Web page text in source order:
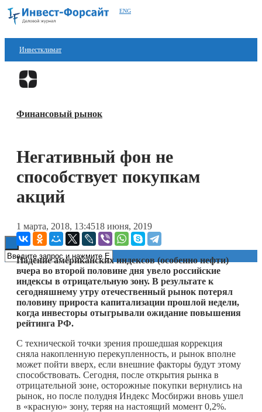
ENG
Инвестклимат
Финансы
Блокчейн
Финансовый рынок
Негативный фон не
способствует покупкам
акций
1 марта, 2018, 13:4518 июня, 2019
Падение американских индексов (особенно нефти)
вчера во второй половине дня увело российские
индексы в отрицательную зону. В результате к
сегодняшнему утру отечественный рынок потерял
половину прироста капитализации прошлой недели,
когда инвесторы отыгрывали ожидание повышения
рейтинга РФ.
С технической точки зрения прошедшая коррекция
сняла накопленную перекупленность, и рынок вполне
может пойти вверх, если внешние факторы будут этому
способствовать. Сегодня, после открытия рынка в
отрицательной зоне, осторожные покупки вернулись на
рынок, но после полудня Индекс Мосбиржи вновь ушел
в «красную» зону, теряя на настоящий момент 0,2%.